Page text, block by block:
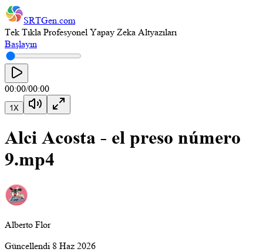
SRTGen.com
Tek Tıkla Profesyonel Yapay Zeka Altyazıları
Başlayın
00:00/00:00
1X
Alci Acosta - el preso número
9.mp4
Alberto Flor
Güncellendi 8 Haz 2026